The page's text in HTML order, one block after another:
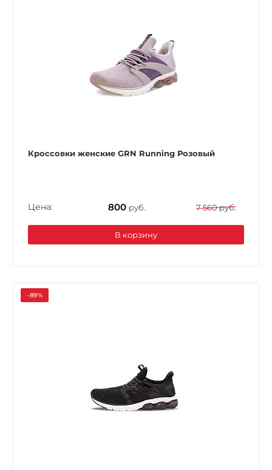
Кроссовки женские GRN Running Розовый
Цена: 800 руб. 7 560 руб.
В корзину
-89%